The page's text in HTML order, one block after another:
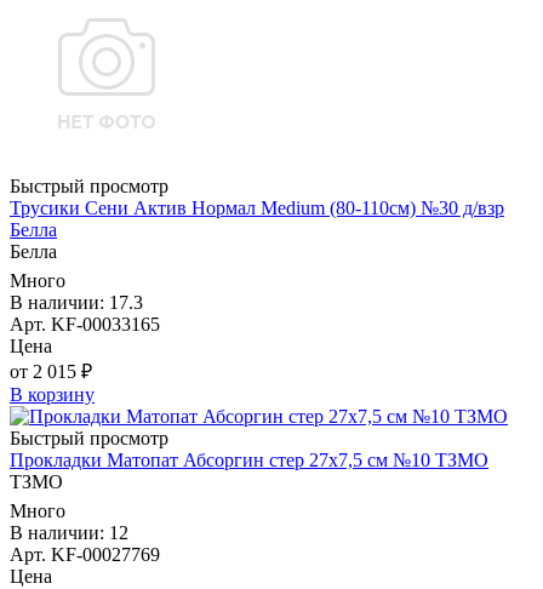
Быстрый просмотр
Трусики Сени Актив Нормал Medium (80-110см) №30 д/взр
Белла
Белла
Много
В наличии: 17.3
Арт. KF-00033165
Цена
от 2 015 ₽
В корзину
Быстрый просмотр
Прокладки Матопат Абсоргин стер 27х7,5 см №10 ТЗМО
ТЗМО
Много
В наличии: 12
Арт. KF-00027769
Цена